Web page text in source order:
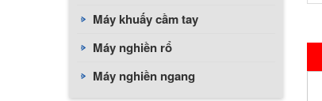
Máy khuấy cầm tay
Máy nghiền rổ
Máy nghiền ngang